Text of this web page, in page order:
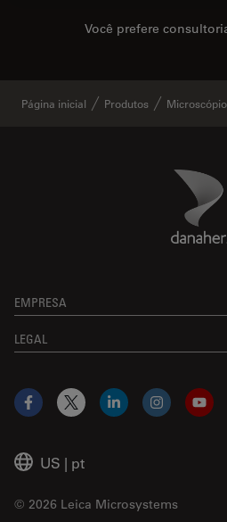
Você prefere
Página inicial Produtos
EMPRESA
LEGAL
US | pt
© 2026 Leica Microsystems
Facebook
X LinkedInInstagram